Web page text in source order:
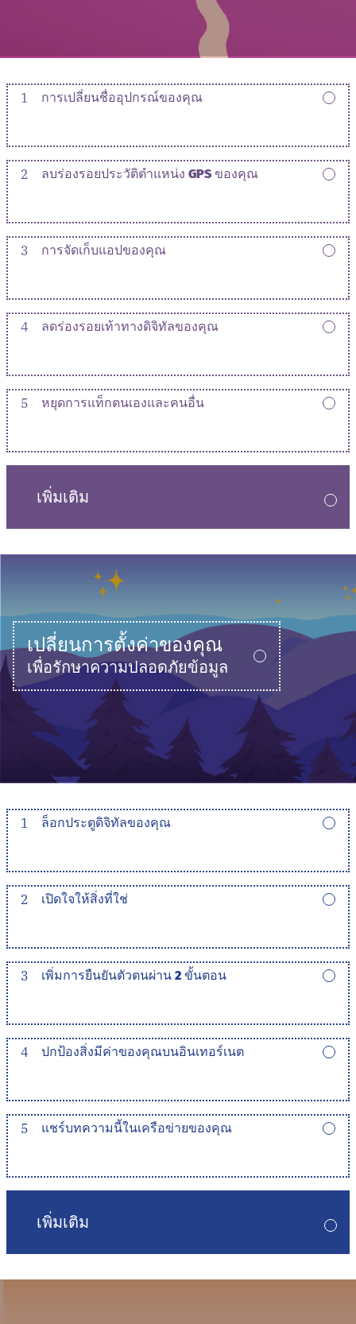
1 การเปลี่ยนชื่ออุปกรณ์ของคุณ
2 ลบร่องรอยประวัติตำแหน่ง GPS ของคุณ
3 การจัดเก็บแอปของคุณ
4 ลดร่องรอยเท้าทางดิจิทัลของคุณ
5 หยุดการแท็กตนเองและคนอื่น
เพิ่มเติม
เปลี่ยนการตั้งค่าของคุณ
เพื่อรักษาความปลอดภัยข้อมูล
1 ล็อกประตูดิจิทัลของคุณ
2 เปิดใจให้สิ่งที่ใช่
3 เพิ่มการยืนยันตัวตนผ่าน 2 ขั้นตอน
4 ปกป้องสิ่งมีค่าของคุณบนอินเทอร์เนต
5 แชร์บทความนี้ในเครือข่ายของคุณ
เพิ่มเติม